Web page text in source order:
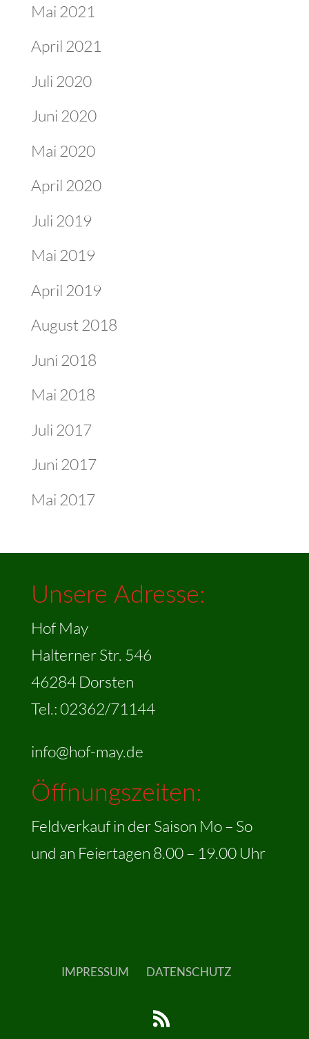
Mai 2021
April 2021
Juli 2020
Juni 2020
Mai 2020
April 2020
Juli 2019
Mai 2019
April 2019
August 2018
Juni 2018
Mai 2018
Juli 2017
Juni 2017
Mai 2017
Unsere Adresse:
Hof May
Halterner Str. 546
46284 Dorsten
Tel.: 02362/71144
info@hof-may.de
Öffnungszeiten:
Feldverkauf in der Saison Mo – So
und an Feiertagen 8.00 – 19.00 Uhr
IMPRESSUM DATENSCHUTZ